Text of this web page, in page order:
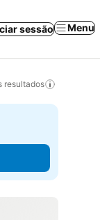
sessão Menu
resultados